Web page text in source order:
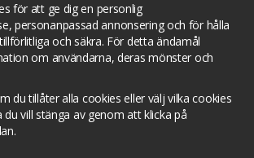
Kontakta oss
Facebook
Integritets sekretesspolicy
Om cookies
Cookie inställningar
för att ge dig en personlig
personanpassad annonsering och för hålla
och säkra. För detta ändamål
om användarna, deras mönster och
du tillåter alla cookies eller välj vilka cookies
du vill stänga av genom att klicka på